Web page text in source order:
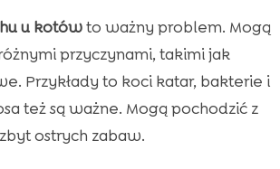
u kotówto ważny problem. Mogą
przyczynami, takimi jak
Przykłady to koci katar, bakterie i
też są ważne. Mogą pochodzić z
ostrych zabaw.